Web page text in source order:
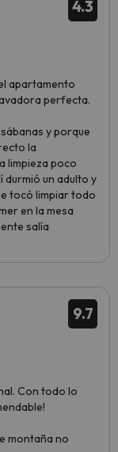
4.3
apartamento
perfecta.
y porque
la
limpieza poco
durmió un adulto y
tocó limpiar todo
en la mesa
salía
9.7
Con todo lo
montaña no